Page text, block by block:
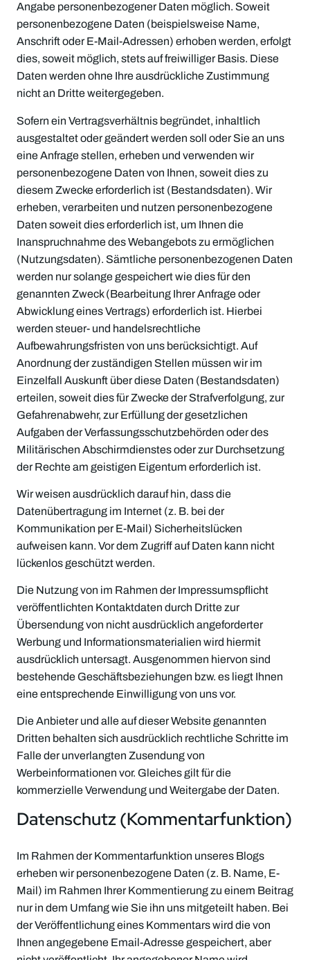
Angabe personenbezogener Daten möglich. Soweit
personenbezogene Daten (beispielsweise Name,
Anschrift oder E-Mail-Adressen) erhoben werden, erfolgt
dies, soweit möglich, stets auf freiwilliger Basis. Diese
Daten werden ohne Ihre ausdrückliche Zustimmung
nicht an Dritte weitergegeben.
Sofern ein Vertragsverhältnis begründet, inhaltlich
ausgestaltet oder geändert werden soll oder Sie an uns
eine Anfrage stellen, erheben und verwenden wir
personenbezogene Daten von Ihnen, soweit dies zu
diesem Zwecke erforderlich ist (Bestandsdaten). Wir
erheben, verarbeiten und nutzen personenbezogene
Daten soweit dies erforderlich ist, um Ihnen die
Inanspruchnahme des Webangebots zu ermöglichen
(Nutzungsdaten). Sämtliche personenbezogenen Daten
werden nur solange gespeichert wie dies für den
genannten Zweck (Bearbeitung Ihrer Anfrage oder
Abwicklung eines Vertrags) erforderlich ist. Hierbei
werden steuer- und handelsrechtliche
Aufbewahrungsfristen von uns berücksichtigt. Auf
Anordnung der zuständigen Stellen müssen wir im
Einzelfall Auskunft über diese Daten (Bestandsdaten)
erteilen, soweit dies für Zwecke der Strafverfolgung, zur
Gefahrenabwehr, zur Erfüllung der gesetzlichen
Aufgaben der Verfassungsschutzbehörden oder des
Militärischen Abschirmdienstes oder zur Durchsetzung
der Rechte am geistigen Eigentum erforderlich ist.
Wir weisen ausdrücklich darauf hin, dass die
Datenübertragung im Internet (z. B. bei der
Kommunikation per E-Mail) Sicherheitslücken
aufweisen kann. Vor dem Zugriff auf Daten kann nicht
lückenlos geschützt werden.
Die Nutzung von im Rahmen der Impressumspflicht
veröffentlichten Kontaktdaten durch Dritte zur
Übersendung von nicht ausdrücklich angeforderter
Werbung und Informationsmaterialien wird hiermit
ausdrücklich untersagt. Ausgenommen hiervon sind
bestehende Geschäftsbeziehungen bzw. es liegt Ihnen
eine entsprechende Einwilligung von uns vor.
Die Anbieter und alle auf dieser Website genannten
Dritten behalten sich ausdrücklich rechtliche Schritte im
Falle der unverlangten Zusendung von
Werbeinformationen vor. Gleiches gilt für die
kommerzielle Verwendung und Weitergabe der Daten.
Datenschutz (Kommentarfunktion)
Im Rahmen der Kommentarfunktion unseres Blogs
erheben wir personenbezogene Daten (z. B. Name, E-
Mail) im Rahmen Ihrer Kommentierung zu einem Beitrag
nur in dem Umfang wie Sie ihn uns mitgeteilt haben. Bei
der Veröffentlichung eines Kommentars wird die von
Ihnen angegebene Email-Adresse gespeichert, aber